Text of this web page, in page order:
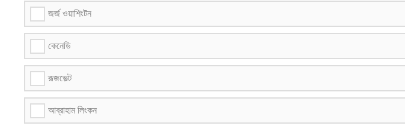
জর্জ ওয়াশিংটন
কেনেডি
রূজভেল্ট
আব্রাহাম লিংকন